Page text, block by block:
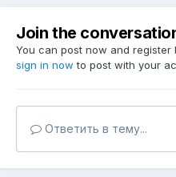
Join the
You can post now and
sign in now to post with your
Ответить в тему...